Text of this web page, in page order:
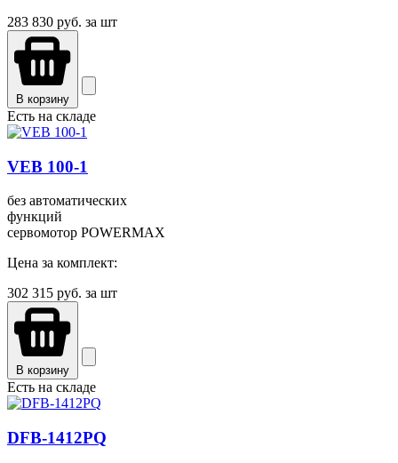
283 830 руб. за шт
В корзину
Есть на складе
VEB 100-1
без автоматических
сервомотор POWERMAX
Цена за комплект:
302 315 руб. за шт
В корзину
Есть на складе
DFB-1412PQ